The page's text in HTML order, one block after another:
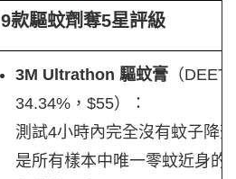
9款驅蚊劑奪5星評級
3M Ultrathon 驅蚊膏 （DEET
34.34%，$55）：
測試4小時內完全沒有蚊子降
是所有樣本中唯一零蚊近身的